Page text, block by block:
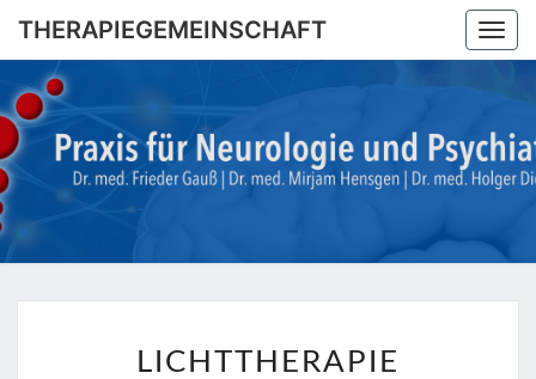
Skip
content
THERAPIEGEMEINSCHAFT
Dr. Med.
Frieder
LICHTTHERAPIE